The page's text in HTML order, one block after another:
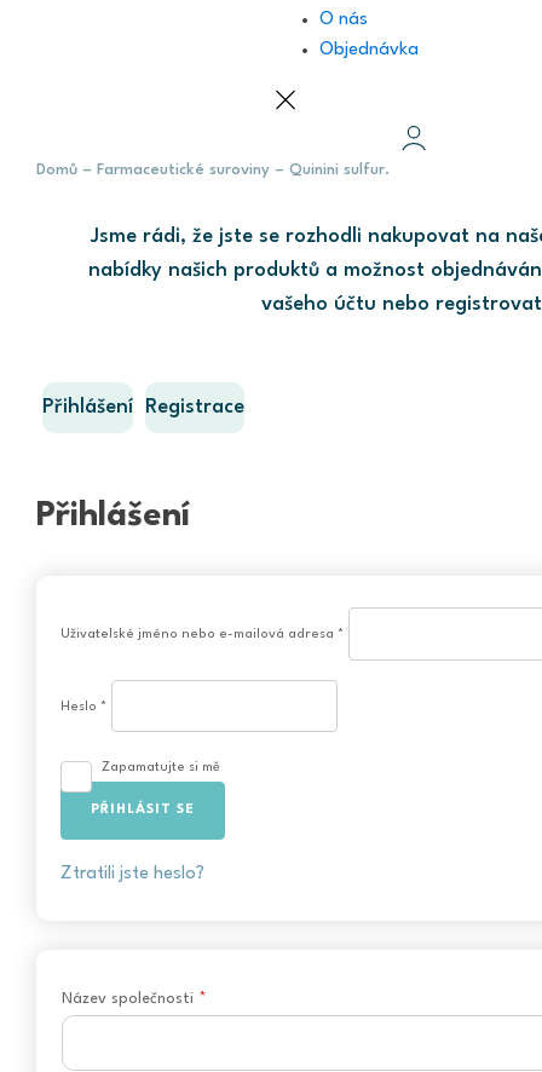
O nás
Objednávka
Domů– Farmaceutické suroviny– Quinini sulfur.
Jsme rádi, že jste se rozhodli nakupovat na
nabídky našich produktů a možnost
vašeho účtu nebo
Přihlášení Registrace
Přihlášení
Uživatelské jméno nebo e-mailová adresa *
Heslo *
Zapamatujte si mě
PŘIHLÁSIT SE
Ztratili jste heslo?
Název společnosti *